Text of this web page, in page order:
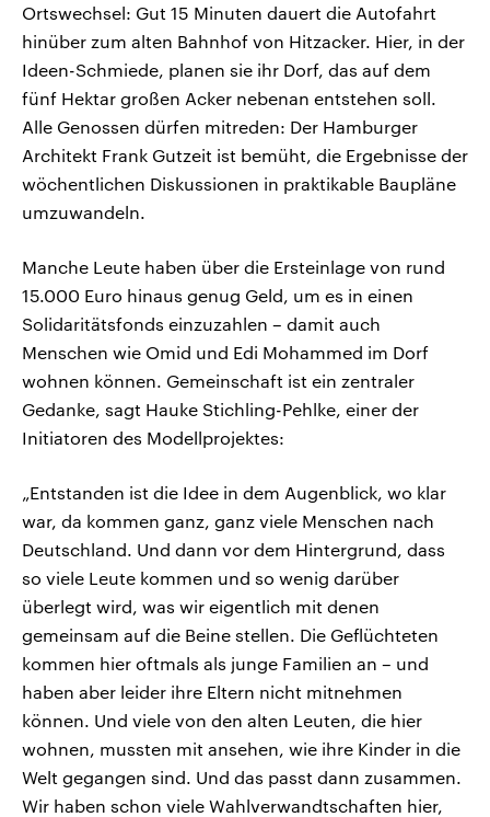
Ortswechsel: Gut 15 Minuten dauert die Autofahrt
hinüber zum alten Bahnhof von Hitzacker. Hier, in der
Ideen-Schmiede, planen sie ihr Dorf, das auf dem
fünf Hektar großen Acker nebenan entstehen soll.
Alle Genossen dürfen mitreden: Der Hamburger
Architekt Frank Gutzeit ist bemüht, die Ergebnisse der
wöchentlichen Diskussionen in praktikable Baupläne
umzuwandeln.
Manche Leute haben über die Ersteinlage von rund
15.000 Euro hinaus genug Geld, um es in einen
Solidaritätsfonds einzuzahlen – damit auch
Menschen wie Omid und Edi Mohammed im Dorf
wohnen können. Gemeinschaft ist ein zentraler
Gedanke, sagt Hauke Stichling-Pehlke, einer der
Initiatoren des Modellprojektes:
„Entstanden ist die Idee in dem Augenblick, wo klar
war, da kommen ganz, ganz viele Menschen nach
Deutschland. Und dann vor dem Hintergrund, dass
so viele Leute kommen und so wenig darüber
überlegt wird, was wir eigentlich mit denen
gemeinsam auf die Beine stellen. Die Geflüchteten
kommen hier oftmals als junge Familien an – und
haben aber leider ihre Eltern nicht mitnehmen
können. Und viele von den alten Leuten, die hier
wohnen, mussten mit ansehen, wie ihre Kinder in die
Welt gegangen sind. Und das passt dann zusammen.
Wir haben schon viele Wahlverwandtschaften hier,